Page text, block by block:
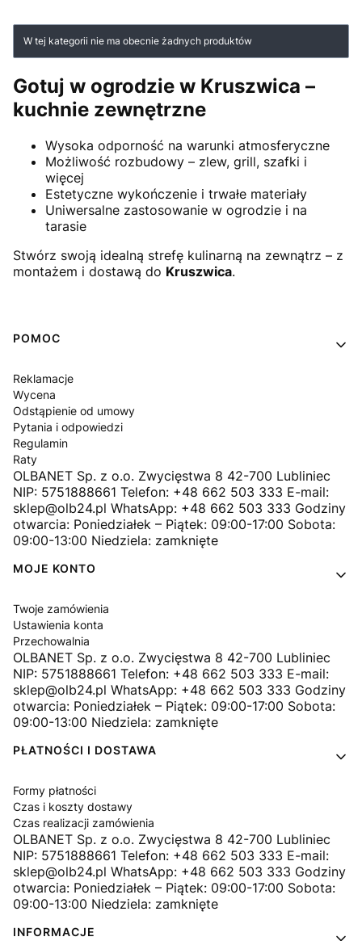
Lista produktów
W tej kategorii nie ma obecnie żadnych produktów
Gotuj w ogrodzie w Kruszwica –
kuchnie zewnętrzne
Wysoka odporność na warunki atmosferyczne
Możliwość rozbudowy – zlew, grill, szafki i
więcej
Estetyczne wykończenie i trwałe materiały
Uniwersalne zastosowanie w ogrodzie i na
tarasie
Stwórz swoją idealną strefę kulinarną na zewnątrz – z
montażem i dostawą do Kruszwica.
Linki w stopce
POMOC
Reklamacje
Wycena
Odstąpienie od umowy
Pytania i odpowiedzi
Regulamin
Raty
OLBANET Sp. z o.o. Zwycięstwa 8 42-700 Lubliniec
NIP: 5751888661 Telefon: +48 662 503 333 E-mail:
sklep@olb24.pl WhatsApp: +48 662 503 333 Godziny
otwarcia: Poniedziałek – Piątek: 09:00-17:00 Sobota:
09:00-13:00 Niedziela: zamknięte
MOJE KONTO
Twoje zamówienia
Ustawienia konta
Przechowalnia
OLBANET Sp. z o.o. Zwycięstwa 8 42-700 Lubliniec
NIP: 5751888661 Telefon: +48 662 503 333 E-mail:
sklep@olb24.pl WhatsApp: +48 662 503 333 Godziny
otwarcia: Poniedziałek – Piątek: 09:00-17:00 Sobota:
09:00-13:00 Niedziela: zamknięte
PŁATNOŚCI I DOSTAWA
Formy płatności
Czas i koszty dostawy
Czas realizacji zamówienia
OLBANET Sp. z o.o. Zwycięstwa 8 42-700 Lubliniec
NIP: 5751888661 Telefon: +48 662 503 333 E-mail:
sklep@olb24.pl WhatsApp: +48 662 503 333 Godziny
otwarcia: Poniedziałek – Piątek: 09:00-17:00 Sobota:
09:00-13:00 Niedziela: zamknięte
INFORMACJE